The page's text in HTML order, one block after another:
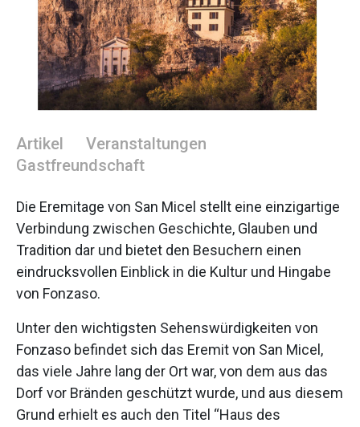
Artikel
Veranstaltungen
Gastfreundschaft
Die Eremitage von San Micel stellt eine einzigartige
Verbindung zwischen Geschichte, Glauben und
Tradition dar und bietet den Besuchern einen
eindrucksvollen Einblick in die Kultur und Hingabe
von Fonzaso.
Unter den wichtigsten Sehenswürdigkeiten von
Fonzaso befindet sich das Eremit von San Micel,
das viele Jahre lang der Ort war, von dem aus das
Dorf vor Bränden geschützt wurde, und aus diesem
Grund erhielt es auch den Titel “Haus des